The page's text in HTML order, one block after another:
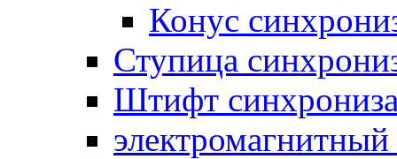
Конус
Ступица
Штифт
электромагнитный